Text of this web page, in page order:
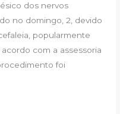
dos nervos
no domingo, 2, devido
popularmente
com a assessoria
foi